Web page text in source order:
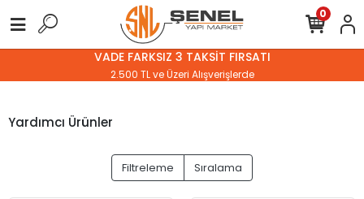
VADE FARKSIZ 3 TAKSİT FIRSATI
2.500 TL ve Üzeri Alışverişlerde
0
Yardımcı Ürünler
Filtreleme Sıralama